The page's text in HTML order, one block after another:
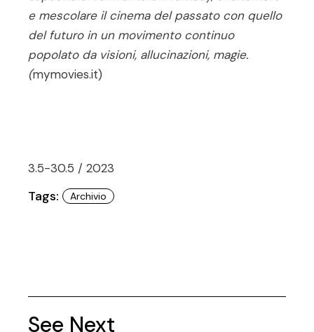
e me­scolare il cinema del passato con quello
del futuro in un movimento conti­nuo
popolato da visioni, allucinazioni, magie.
(mymovies.it)
3.5-30.5 / 2023
Tags: Archivio
See Next